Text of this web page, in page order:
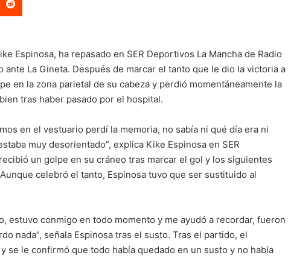
Espinosa, ha repasado en SER Deportivos La Mancha de Radio
ante La Gineta. Después de marcar el tanto que le dio la victoria a
en la zona parietal de su cabeza y perdió momentáneamente la
tras haber pasado por el hospital.
en el vestuario perdí la memoria, no sabía ni qué día era ni
muy desorientado”, explica Kike Espinosa en SER
un golpe en su cráneo tras marcar el gol y los siguientes
celebró el tanto, Espinosa tuvo que ser sustituido al
estuvo conmigo en todo momento y me ayudó a recordar, fueron
nada”, señala Espinosa tras el susto. Tras el partido, el
se le confirmó que todo había quedado en un susto y no había